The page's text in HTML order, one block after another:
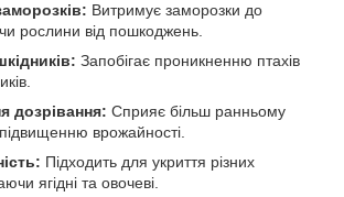
Витримує заморозки до
рослини від пошкоджень.
Запобігає проникненню птахів
дозрівання: Сприяє більш ранньому
врожайності.
Підходить для укриття різних
ягідні та овочеві.